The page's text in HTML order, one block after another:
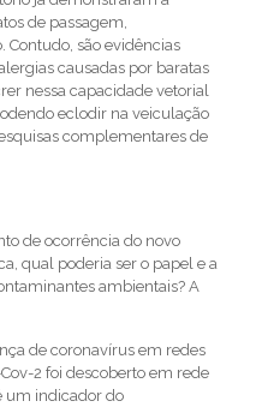
de passagem,
são evidências
causadas por baratas
nessa capacidade vetorial
eclodir na veiculação
complementares de
de ocorrência do novo
qual poderia ser o papel e a
ambientais? A
de coronavírus em redes
2 foi descoberto em rede
um indicador do